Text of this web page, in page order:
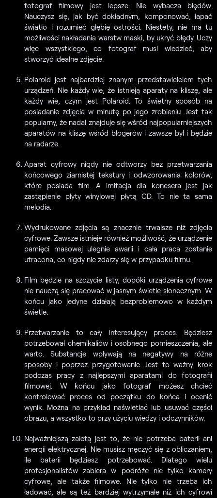
fotograf filmowy jest lepsze. Nie wybacza błędów.
Nauczysz się, jak być dokładnym, komponować, łapać
światło i rozumieć głębię ostrości. Niestety, nie ma tu
możliwości nakładania warstw maski, by ukryć błędy. Uczy
więc wszystkiego, co fotograf musi wiedzieć, aby
stworzyć idealne zdjęcie.
Polaroid jest najbardziej znanym przedstawicielem tych
urządzeń. Nie każdy wie, że istnieją aparaty na kliszę, ale
każdy wie, czym jest Polaroid. To świetny sposób na
posiadanie zdjęcia w minutę po jego zrobieniu. Jest tak
popularny, że nadal znajduje się wśród najpopularniejszych
aparatów na kliszę wśród blogerów i zawsze był i będzie
na radarze.
Aparat cyfrowy nigdy nie odtworzy bez przetwarzania
końcowego ziarnistej tekstury i odwzorowania kolorów,
które posiada film. A imitacja dla konesera jest jak
zastąpienie płyty winylowej płytą CD. To nie ta sama
melodia.
Wydrukowane zdjęcia są znacznie trwalsze niż zdjęcia
cyfrowe. Zawsze istnieje również możliwość, że urządzenie
pamięci masowej ulegnie awarii i cała praca zostanie
utracona, co nigdy nie zdarzy się w przypadku filmu.
Film będzie na szczycie listy, dopóki urządzenia cyfrowe
nie nauczą się pracować w jasnym świetle słonecznym. W
końcu jako jedyne działają bezproblemowo w każdym
świetle.
Przetwarzanie to cały interesujący proces. Będziesz
potrzebował chemikaliów i osobnego pomieszczenia, ale
warto. Substancje wpływają na negatywy na różne
sposoby i poprzez przygotowanie. Jest to ważny krok
podczas pracy z najlepszymi aparatami do fotografii
filmowej. W końcu jako fotograf możesz chcieć
kontrolować proces od początku do końca i ocenić
wynik. Można na przykład naświetlać lub usuwać części
obrazu, a wszystko to przy użyciu wiedzy i odczynników.
Najważniejszą zaletą jest to, że nie potrzeba baterii ani
energii elektrycznej. Nie musisz męczyć się z obliczaniem,
ile baterii będziesz potrzebować. Dlatego wielu
profesjonalistów zabiera w podróże nie tylko kamery
cyfrowe, ale także filmowe. Nie tylko nie trzeba ich
ładować, ale są też bardziej wytrzymałe niż ich cyfrowi